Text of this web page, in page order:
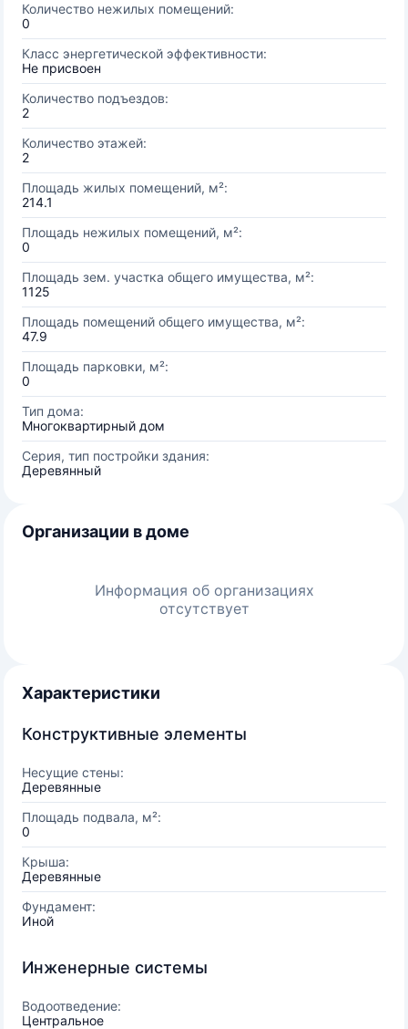
Количество нежилых помещений:
0
Класс энергетической эффективности:
Не присвоен
Количество подъездов:
2
Количество этажей:
2
Площадь жилых помещений, м²:
214.1
Площадь нежилых помещений, м²:
0
Площадь зем. участка общего имущества, м²:
1125
Площадь помещений общего имущества, м²:
47.9
Площадь парковки, м²:
0
Тип дома:
Многоквартирный дом
Серия, тип постройки здания:
Деревянный
Организации в доме
Информация об организациях
отсутствует
Характеристики
Конструктивные элементы
Несущие стены:
Деревянные
Площадь подвала, м²:
0
Крыша:
Деревянные
Фундамент:
Иной
Инженерные системы
Водоотведение:
Центральное